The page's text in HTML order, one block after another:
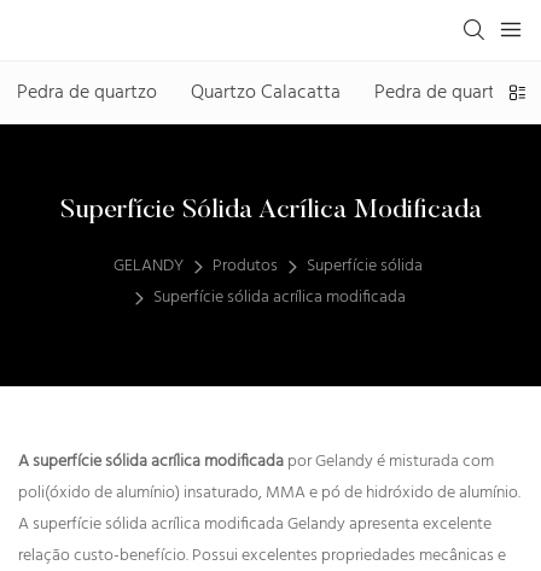
Pedra de quartzo Quartzo Calacatta Pedra de quartzo
Superfície Sólida Acrílica Modificada
GELANDY Produtos
Superfície sólida
Superfície sólida acrílica modificada
A superfície sólida acrílica modificadapor Gelandy é misturada com
poli(óxido de alumínio) insaturado, MMA e pó de hidróxido de alumínio.
A superfície sólida acrílica modificada Gelandy apresenta excelente
relação custo-benefício. Possui excelentes propriedades mecânicas e